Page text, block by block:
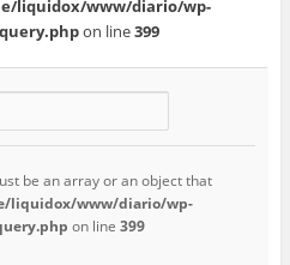
liquidox/www/diario/wp-
on line399
be an array or an object that
liquidox/www/diario/wp-
on line 399